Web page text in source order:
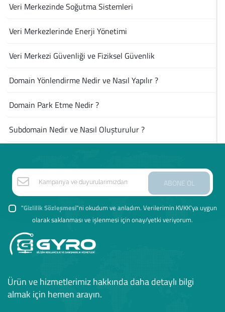
Veri Merkezinde Soğutma Sistemleri
Veri Merkezlerinde Enerji Yönetimi
Veri Merkezi Güvenliği ve Fiziksel Güvenlik
Domain Yönlendirme Nedir ve Nasıl Yapılır ?
Domain Park Etme Nedir ?
Subdomain Nedir ve Nasıl Oluşturulur ?
ABONE OL
"Gizlilik Sözleşmesi"ni okudum ve anladım. Verilerimin KVKK'ya uygun
olarak saklanması ve işlenmesi için onay/yetki veriyorum.
Ürün ve hizmetlerimiz hakkında daha detaylı bilgi
almak için hemen arayın.